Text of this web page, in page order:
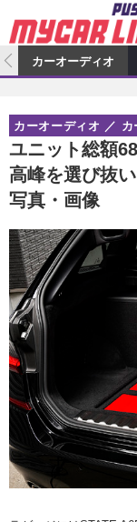
カーオーディオ
プロショップ
カーオーディオニ
その他
カスタマイズ特
カスタマイズニ
カーグッズ
カーグッズ特集
カーグッズニュ
自動車
スクープ
カーオーディオ
ユニット総額
高峰を選び抜
写真・画像
カーオーディオ カ